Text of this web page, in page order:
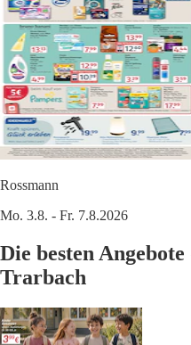
Rossmann
Mo. 3.8. - Fr. 7.8.2026
Die besten
Trarbach